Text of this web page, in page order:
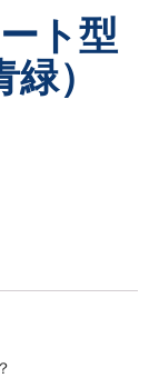
ト型
）